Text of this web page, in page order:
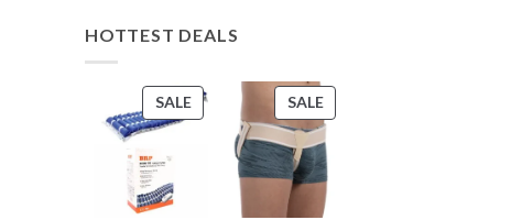
HOTTEST DEALS
SALEPRODUCT
ON
SALEPRODUCT
ON
SALE